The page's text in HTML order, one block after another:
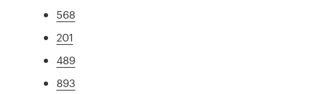
568
201
489
893